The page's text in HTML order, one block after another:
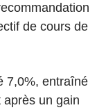
de cours de
7,0%, entraîné
un gain